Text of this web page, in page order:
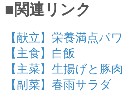
■関連リンク
【献立】栄養満点パ
【主食】白飯
【主菜】生揚げと豚
【副菜】春雨サラダ